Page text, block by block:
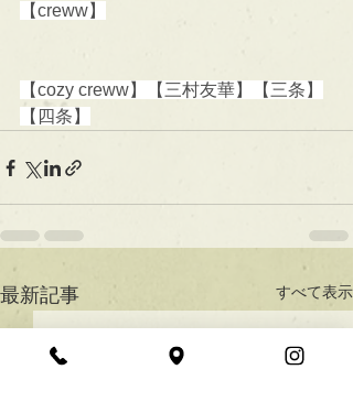
【creww】
【cozy creww】【三村友華】【三条】
【四条】
最新記事 すべて表示